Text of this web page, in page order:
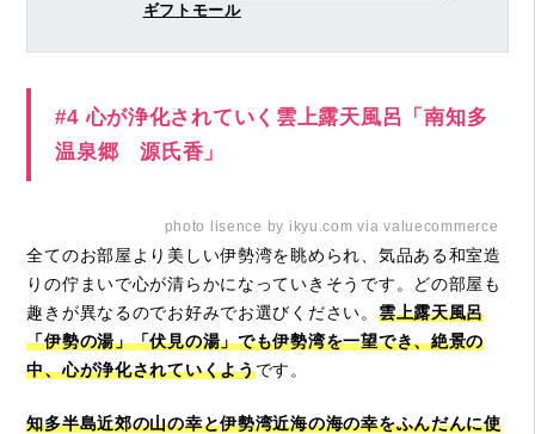
ギフトモール
#4 心が浄化されていく雲上露天風呂「南知多
温泉郷 源氏香」
photo lisence by ikyu.com via valuecommerce
全てのお部屋より美しい伊勢湾を眺められ、気品ある和室造
りの佇まいで心が清らかになっていきそうです。どの部屋も
趣きが異なるのでお好みでお選びください。 雲上露天風呂
「伊勢の湯」「伏見の湯」でも伊勢湾を一望でき、絶景の
中、心が浄化されていくようです。
知多半島近郊の山の幸と伊勢湾近海の海の幸をふんだんに使